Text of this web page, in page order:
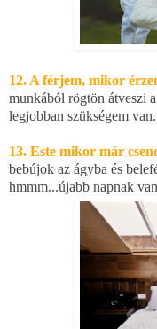
12. A férjem, mikor
munkából rögtön átveszi
legjobban szükségem
13. Este mikor már
bebújok az ágyba és
hmmm...újabb napnak